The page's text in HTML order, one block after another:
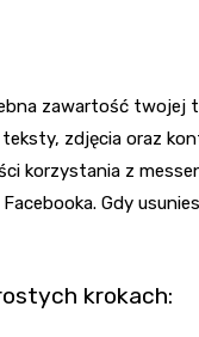
zawartość twojej
zdjęcia oraz
korzystania z
Gdy
krokach: